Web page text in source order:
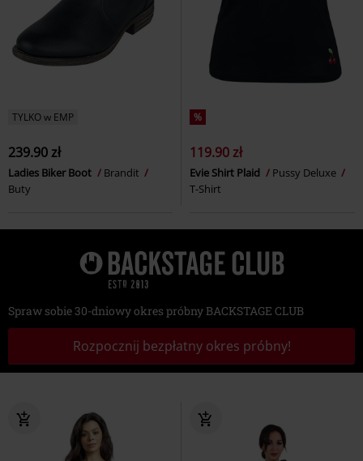
TYLKO w EMP
239.90 zł
Ladies Biker Boot
Brandit
Buty
%
119.90 zł
Evie Shirt Plaid
Pussy Deluxe
T-Shirt
Spraw sobie 30-dniowy okres próbny BACKSTAGE CLUB
Rozpocznij bezpłatny okres próbny!